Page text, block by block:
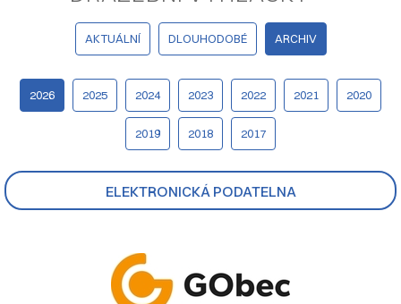
ELEKTRONICKÁ PODATELNA
AKTUÁLNÍ DLOUHODOBÉ ARCHIV
2026 2025 2024 2023 2022 2021 2020
2019 2018 2017